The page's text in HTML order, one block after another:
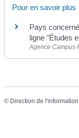
Pour en savoir plus
Pays
ligne "Études
Agence Campus
© Direction de